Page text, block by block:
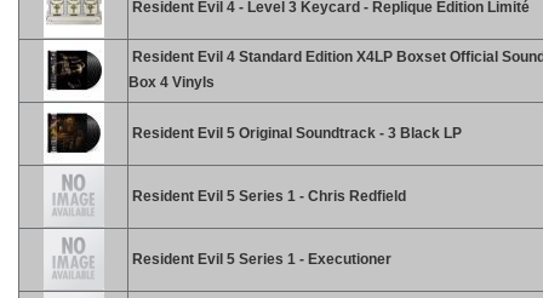
Resident Evil 4 - Level 3 Keycard - Replique Edition Limité
Resident Evil 4 Standard Edition X4LP Boxset Official
Box 4 Vinyls
Resident Evil 5 Original Soundtrack - 3 Black LP
Resident Evil 5 Series 1 - Chris Redfield
Resident Evil 5 Series 1 - Executioner